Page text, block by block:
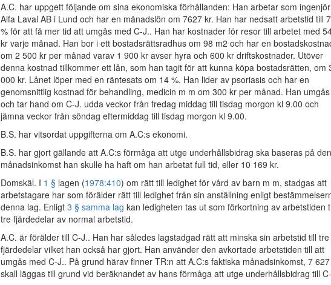
A.C. har uppgett följande om sina ekonomiska förhållanden: Han arbetar som
Alfa Laval AB i Lund och har en månadslön om 7627 kr. Han har nedsatt arbetstid till
% för att få mer tid att umgås med C-J.. Han har kostnader för resor till arbetet med
kr varje månad. Han bor i ett bostadsrättsradhus om 98 m2 och har en
om 2 500 kr per månad varav 1 900 kr avser hyra och 600 kr driftskostnader. Utöver
denna kostnad tillkommer ett lån, som han tagit för att kunna köpa bostadsrätten, om
000 kr. Lånet löper med en räntesats om 14 %. Han lider av psoriasis och har en
genomsnittlig kostnad för behandling, medicin m m om 300 kr per månad. Han umgås
och tar hand om C-J. udda veckor från fredag middag till tisdag morgon kl 9.00 och
jämna veckor från söndag eftermiddag till tisdag morgon kl 9.00.
B.S. har vitsordat uppgifterna om A.C:s ekonomi.
B.S. har gjort gällande att A.C:s förmåga att utge underhållsbidrag ska baseras på den
månadsinkomst han skulle ha haft om han arbetat full tid, eller 10 169 kr.
Domskäl. I 1 § lagen (1978:410) om rätt till ledighet för vård av barn m m, stadgas att
arbetstagare har som förälder rätt till ledighet från sin anställning enligt
denna lag. Enligt 3 § samma lag kan ledigheten tas ut som förkortning av arbetstiden
tre fjärdedelar av normal arbetstid.
A.C. är förälder till C-J.. Han har således lagstadgad rätt att minska sin arbetstid till tre
fjärdedelar vilket han också har gjort. Han använder den avkortade arbetstiden till att
umgås med C-J.. På grund härav finner TR:n att A.C:s faktiska månadsinkomst, 7 627
skall läggas till grund vid beräknandet av hans förmåga att utge underhållsbidrag till